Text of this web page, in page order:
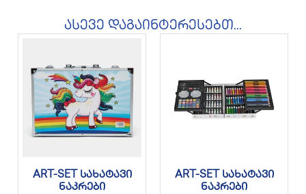
ასევე დაგაინტერესებთ...
ART-SET სახატავი
ნაკრები
ART-SET სახატავი
ნაკრები